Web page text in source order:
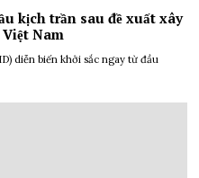
kịch trần sau đề xuất xây
Nam
diễn biến khởi sắc ngay từ đầu